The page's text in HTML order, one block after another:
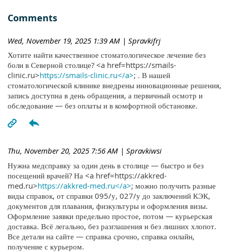
Comments
Wed, November 19, 2025 1:39 AM | Spravkifrj
Хотите найти качественное стоматологическое лечение без
боли в Северной столице? <a href=https://smails-
clinic.ru>https://smails-clinic.ru</a>; . В нашей
стоматологической клинике внедрены инновационные решения,
запись доступна в день обращения, а первичный осмотр и
обследование — без оплаты и в комфортной обстановке.
Thu, November 20, 2025 7:56 AM | Spravkiwsi
Нужна медсправку за один день в столице — быстро и без
посещений врачей? На <a href=https://akkred-
med.ru>https://akkred-med.ru</a>; можно получить разные
виды справок, от справки 095/у, 027/у до заключений КЭК,
документов для плавания, физкультуры и оформления визы.
Оформление заявки предельно простое, потом — курьерская
доставка. Всё легально, без разглашения и без лишних хлопот.
Все детали на сайте — справка срочно, справка онлайн,
получение с курьером.